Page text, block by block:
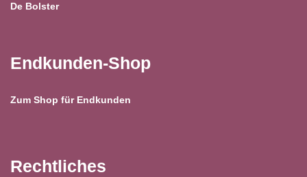
De Bolster
Endkunden-Shop
Zum Shop für Endkunden
Rechtliches